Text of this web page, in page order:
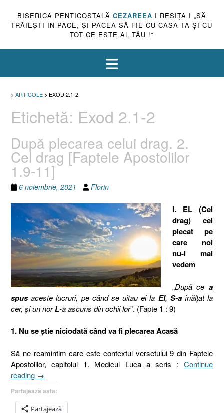
BISERICA PENTICOSTALĂ CEZAREEA I REŞIŢA I „SĂ
TRĂIEŞTI ÎN PACE, ŞI PACEA SĂ FIE CU CASA TA ŞI CU
TOT CE ESTE AL TĂU !”
> ARTICOLE > EXOD 2.1-2
Etichetă: Exod 2.1-2
După plecarea celui drag. 2.
Cel drag [Faptele Apostolilor
1.9-11]
6 noiembrie, 2021 Florin
I. EL (Cel
drag) cel
plecat pe
care noi
nu-l mai
vedem
„După ce a
spusaceste lucruri, pe când se uitau ei la El, S-aînălţat la
cer, şi un norL-a ascuns din ochii lor”. (Fapte 1 : 9)
1. Nu se ştie niciodată când va fi plecarea Acasă
Să ne reamintim care este contextul versetului 9 din Faptele
Apostolilor, capitolul 1. Medicul Luca a scris : Continue
reading „După
celui
drag.
→
Partajează asta:
Partajează